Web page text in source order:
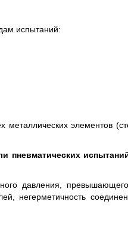
испытаний:
элементов
пневматических
давления,
негерметичность